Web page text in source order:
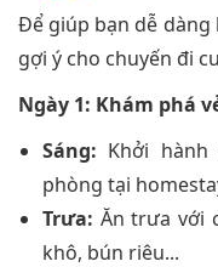
Để giúp bạn dễ dàng
gợi ý cho chuyến đi
Ngày 1: Khám phá
Sáng: Khởi hành
phòng tại
Trưa: Ăn trưa với
khô, bún riêu...